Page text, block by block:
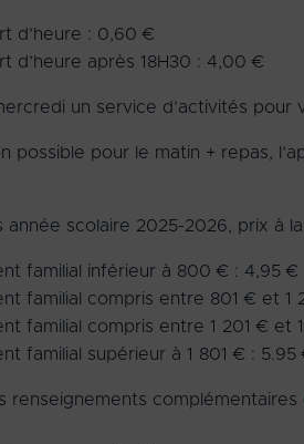
d’heure : 0,60 €
d’heure après 18H30 : 4,00 €
un service d’activités
possible pour le matin + repas,
année scolaire 2025-2026, prix à
familial inférieur à 800 € : 4,95 €
familial compris entre 801 € et 1
familial compris entre 1 201 € et
familial supérieur à 1 801 € : 5.95
renseignements complémentaires